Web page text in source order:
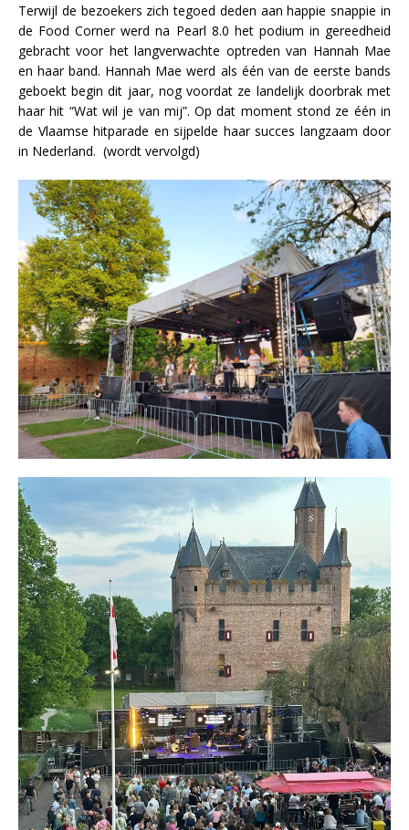
Terwijl de bezoekers zich tegoed deden aan happie snappie in
de Food Corner werd na Pearl 8.0 het podium in gereedheid
gebracht voor het langverwachte optreden van Hannah Mae
en haar band. Hannah Mae werd als één van de eerste bands
geboekt begin dit jaar, nog voordat ze landelijk doorbrak met
haar hit “Wat wil je van mij”. Op dat moment stond ze één in
de Vlaamse hitparade en sijpelde haar succes langzaam door
in Nederland. (wordt vervolgd)